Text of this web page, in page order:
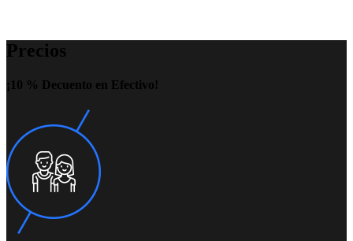
Precios
¡10 % Decuento en Efectivo!